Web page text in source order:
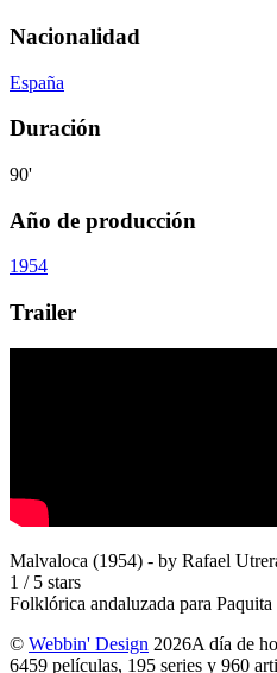
Nacionalidad
España
Duración
90'
Año de producción
1954
Trailer
Malvaloca (1954) - by Rafael
1 / 5 stars
Folklórica andaluzada para
© Webbin' Design 2026A día de
6459 películas, 195 series y 960